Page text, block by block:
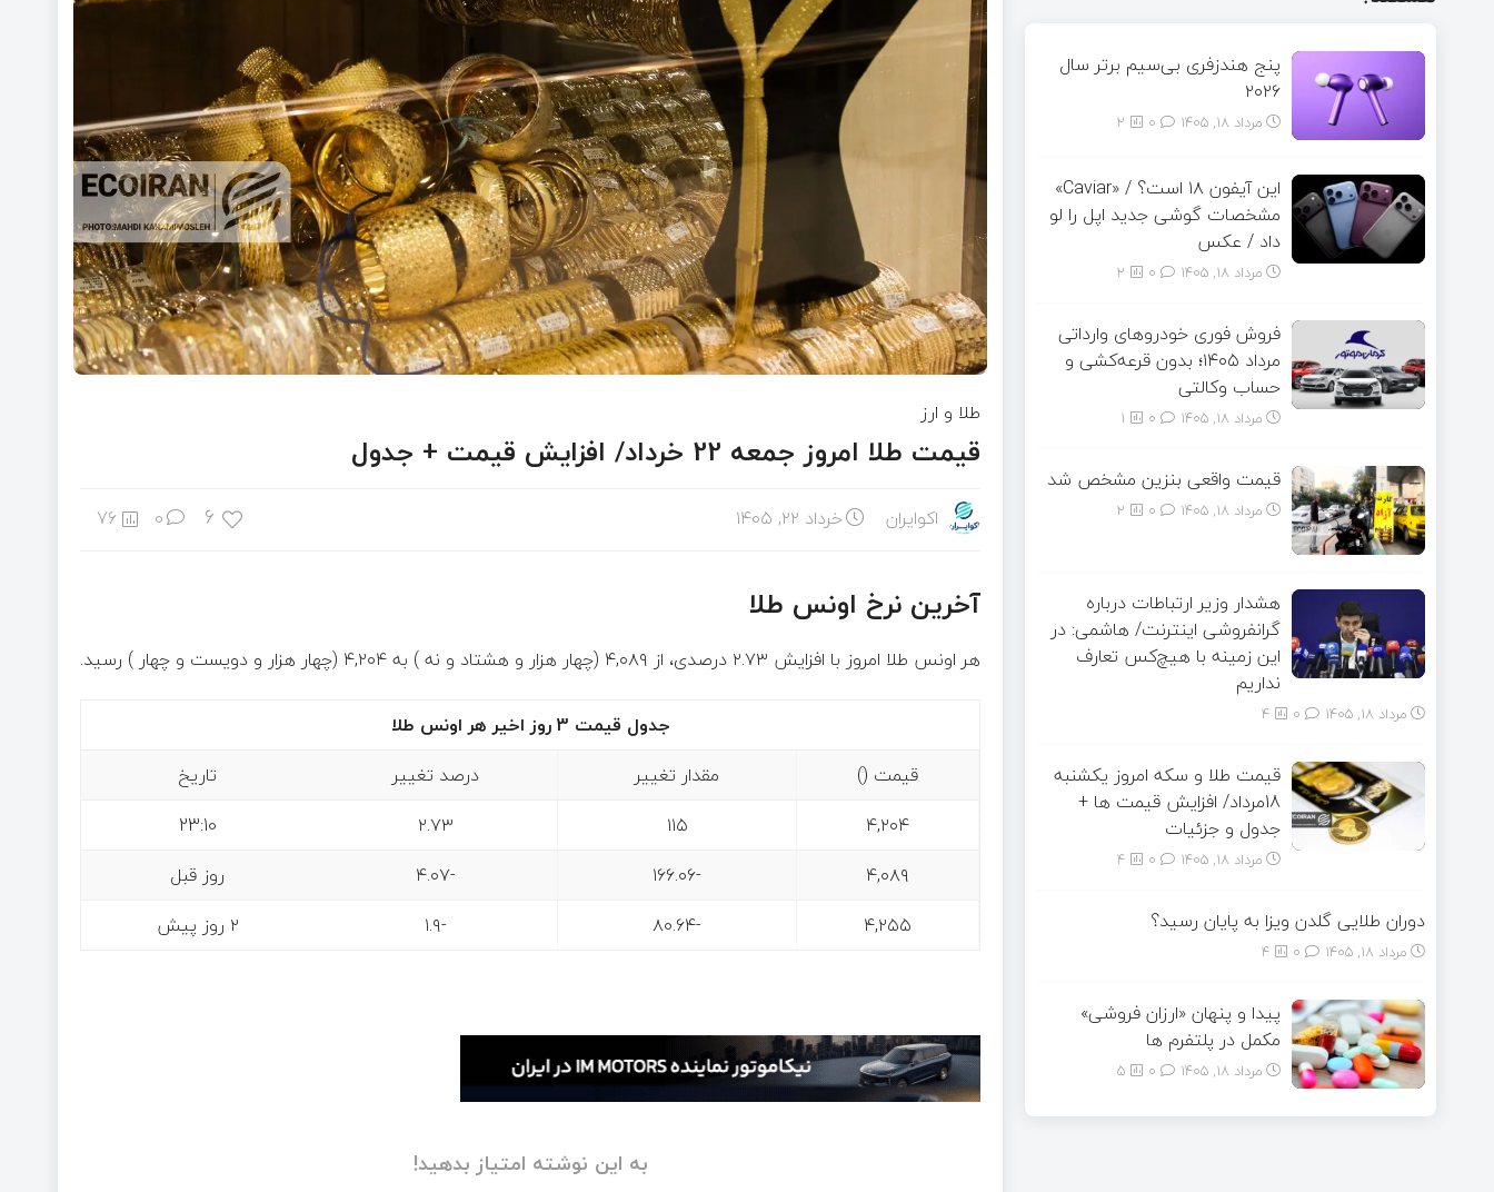
طلا و ارز
قیمت طلا امروز جمعه 22 خرداد/ افزایش قیمت + جدول
اکوایران خرداد ۲۲, ۱۴۰۵ 6
0
76
آخرین نرخ اونس طلا
هر اونس طلا امروز با افزایش ۲.۷۳ درصدی، از ۴,۰۸۹ (چهار هزار و هشتاد و نه ) به ۴,۲۰۴ (چهار هزار و دویست و چهار ) رسید.
جدول قیمت 3 روز اخیر هر اونس طلا
قیمت ()
مقدار تغییر درصد تغییر
تاریخ
۴,۲۰۴
۱۱۵ ۲.۷۳
23:10
۴,۰۸۹
-۱۶۶.۰۶ -۴.۰۷
روز قبل
۴,۲۵۵
-۸۰.۶۴ -۱.۹ ۲ روز پیش
به این نوشته امتیاز بدهید!
پنج هندزفری بی‌سیم برتر سال
۲۰۲۶
مرداد ۱۸, ۱۴۰۵ 2
این آیفون ۱۸ است؟ / «Caviar»
مشخصات گوشی جدید اپل را لو
داد / عکس
مرداد ۱۸, ۱۴۰۵ 2
فروش فوری خودروهای وارداتی
مرداد ۱۴۰۵؛ بدون قرعه‌کشی و
حساب وکالتی
مرداد ۱۸, ۱۴۰۵ 1
قیمت واقعی بنزین مشخص شد
مرداد ۱۸, ۱۴۰۵ 2
هشدار وزیر ارتباطات درباره
گرانفروشی اینترنت/ هاشمی: در
این زمینه با هیچ‌کس تعارف
نداریم
مرداد ۱۸, ۱۴۰۵ 4
قیمت طلا و سکه امروز یکشنبه
18مرداد/ افزایش قیمت ها +
جدول و جزئیات
مرداد ۱۸, ۱۴۰۵ 4
دوران طلایی گلدن ویزا به پایان رسید؟
مرداد ۱۸, ۱۴۰۵ 4
پیدا و پنهان «ارزان فروشی»
مکمل در پلتفرم ها
مرداد ۱۸, ۱۴۰۵ 5